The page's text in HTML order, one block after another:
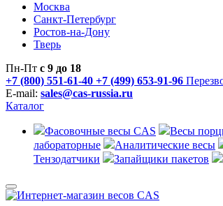
Москва
Санкт-Петербург
Ростов-на-Дону
Тверь
Пн-Пт с 9 до 18
+7 (800) 551-61-40 +7 (499) 653-91-96
E-mail: sales@cas-russia.ru
Каталог
Фасовочные весы CAS Весы
лабораторные
Аналитические весы
Тензодатчики
Запайщики пакетов